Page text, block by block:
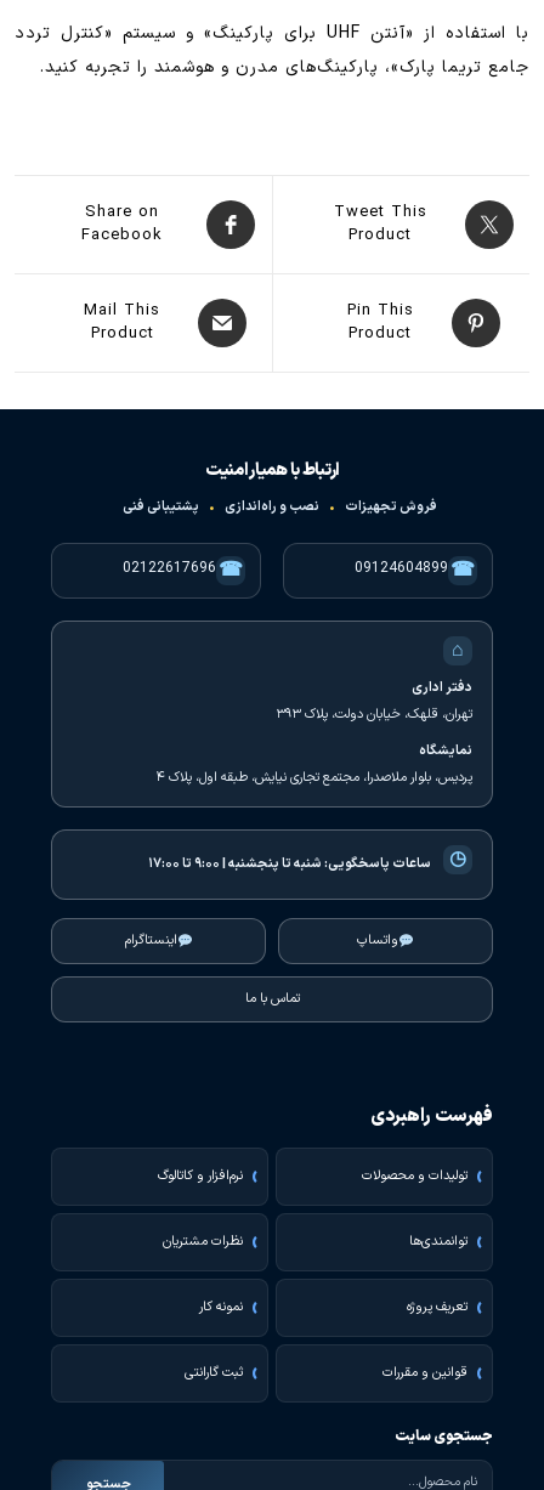
با استفاده از «آنتن UHF برای پارکینگ» و سیستم «کنترل تردد
جامع تریما پارک»، پارکینگ‌های مدرن و هوشمند را تجربه کنید.
Tweet This
Product
Share on
Facebook
Pin This
Product
Mail This
Product
ارتباط با همیار امنیت
فروش تجهیزات • نصب و راه‌اندازی • پشتیبانی فنی
☎
09124604899
☎
02122617696
⌂
دفتر اداری
تهران، قلهک، خیابان دولت، پلاک ۳۹۳
نمایشگاه
پردیس، بلوار ملاصدرا، مجتمع تجاری نیایش، طبقه اول، پلاک ۴
◷ ساعات پاسخگویی:شنبه تا پنجشنبه | ۹:۰۰ تا ۱۷:۰۰
واتساپ اینستاگرام
تماس با ما
فهرست راهبردی
تولیدات و محصولات نرم‌افزار و کاتالوگ
توانمندی‌ها نظرات مشتریان
تعریف پروژه نمونه کار
قوانین و مقررات ثبت گارانتی
جستجوی سایت
جستجو